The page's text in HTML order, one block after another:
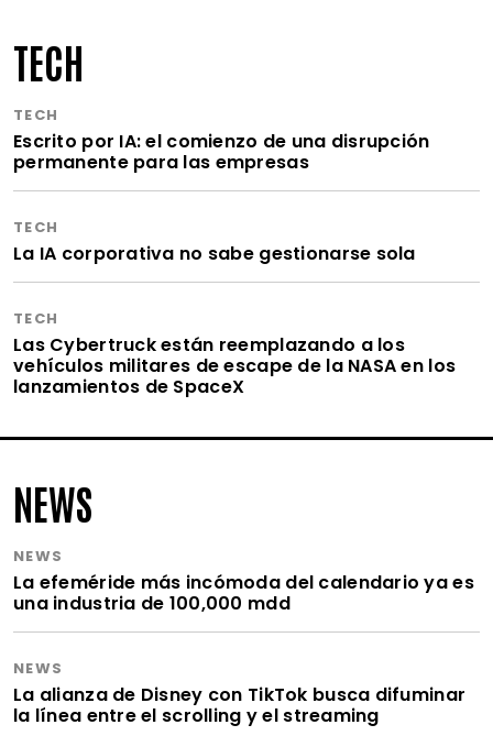
TECH
TECH
Escrito por IA: el comienzo de una disrupción
permanente para las empresas
TECH
La IA corporativa no sabe gestionarse sola
TECH
Las Cybertruck están reemplazando a los
vehículos militares de escape de la NASA en los
lanzamientos de SpaceX
NEWS
NEWS
La efeméride más incómoda del calendario ya es
una industria de 100,000 mdd
NEWS
La alianza de Disney con TikTok busca difuminar
la línea entre el scrolling y el streaming